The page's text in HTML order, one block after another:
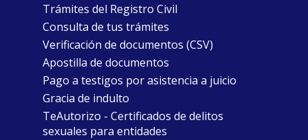
Trámites del Registro Civil
Consulta de tus trámites
Verificación de documentos (CSV)
Apostilla de documentos
Pago a testigos por asistencia a juicio
Gracia de indulto
TeAutorizo - Certificados de delitos
sexuales para entidades